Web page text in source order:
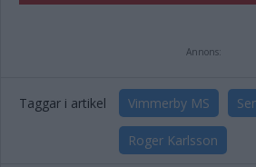
Annons:
Taggar i artikel Vimmerby MS
Roger Karlsson